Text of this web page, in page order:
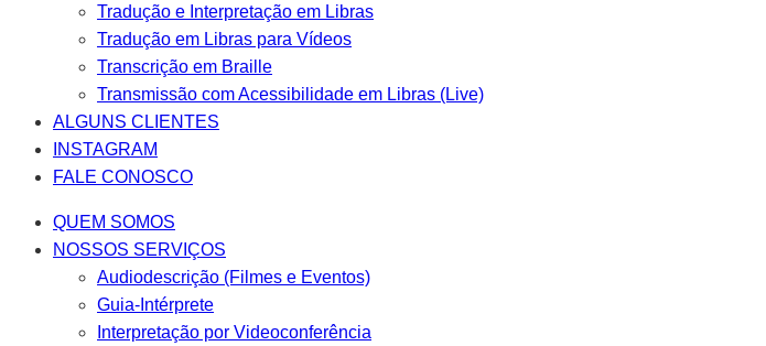
Tradução e Interpretação em Libras
Tradução em Libras para Vídeos
Transcrição em Braille
Transmissão com Acessibilidade em Libras (Live)
ALGUNS CLIENTES
INSTAGRAM
FALE CONOSCO
QUEM SOMOS
NOSSOS SERVIÇOS
Audiodescrição (Filmes e Eventos)
Guia-Intérprete
Interpretação por Videoconferência